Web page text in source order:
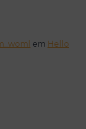
em Hello